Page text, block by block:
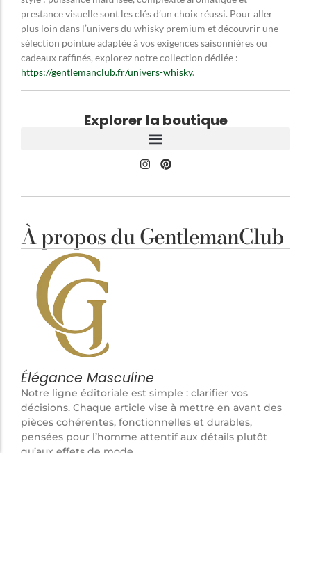
prestance visuelle sont les clés d’un choix réussi. Pour aller
plus loin dans l’univers du whisky premium et découvrir une
sélection pointue adaptée à vos exigences saisonnières ou
cadeaux raffinés, explorez notre collection dédiée :
https://gentlemanclub.fr/univers-whisky.
Explorer la boutique
À propos du GentlemanClub
Élégance Masculine
Notre ligne éditoriale est simple : clarifier vos
décisions. Chaque article vise à mettre en avant des
pièces cohérentes, fonctionnelles et durables,
pensées pour l’homme attentif aux détails plutôt
qu’aux effets de mode.